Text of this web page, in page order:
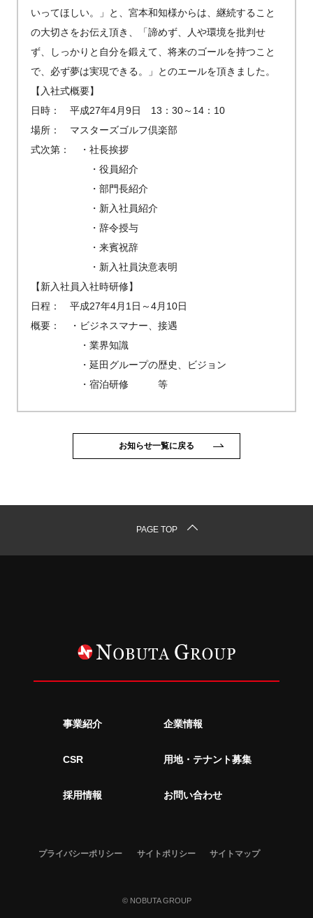
いってほしい。」と、宮本和知様からは、継続すること
の大切さをお伝え頂き、「諦めず、人や環境を批判せ
ず、しっかりと自分を鍛えて、将来のゴールを持つこと
で、必ず夢は実現できる。」とのエールを頂きました。
【入社式概要】
日時： 平成27年4月9日 13：30～14：10
場所： マスターズゴルフ倶楽部
式次第： ・社長挨拶
・役員紹介
・部門長紹介
・新入社員紹介
・辞令授与
・来賓祝辞
・新入社員決意表明
【新入社員入社時研修】
日程： 平成27年4月1日～4月10日
概要： ・ビジネスマナー、接遇
・業界知識
・延田グループの歴史、ビジョン
・宿泊研修 等
お知らせ一覧に戻る
PAGE TOP
事業紹介 企業情報
CSR 用地・テナント募集
採用情報 お問い合わせ
プライバシーポリシー サイトポリシー サイトマップ
© NOBUTA GROUP